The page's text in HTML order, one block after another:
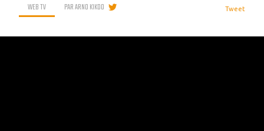
WEB TV PARARNO KIKOO Tweet